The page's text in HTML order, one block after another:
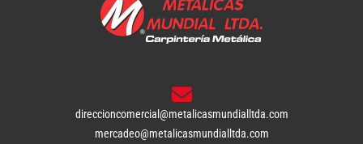
direccioncomercial@metalicasmundialltda.com
mercadeo@metalicasmundialltda.com